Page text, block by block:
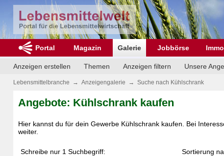
Portal Magazin Galerie Jobbörse
Anzeigen erstellen Themen Anzeigen filtern Unsere
Lebensmittelbranche → Anzeigengalerie → Suche nach Kühlschrank
Angebote: Kühlschrank kaufen
Hier kannst du für dein Gewerbe Kühlschrank kaufen. Bei
weiter.
Schreibe nur 1 Suchbegriff:
Sortierung